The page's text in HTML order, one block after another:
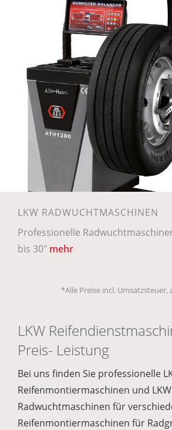
LKW RADWUCHTMASCHINEN
Professionelle
bis 30" mehr
*Alle Preise incl. Umsatzsteuer,
LKW
Preis- Leistung
Bei uns finden Sie professionelle
Reifenmontiermaschinen und LKW
Radwuchtmaschinen für
Reifenmontiermaschinen für